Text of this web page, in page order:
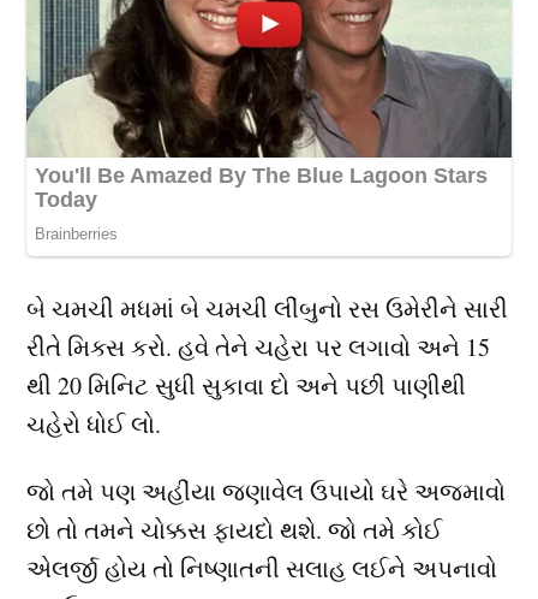
બે ચમચી મધમાં બે ચમચી લીંબુનો રસ ઉમેરીને સારી
રીતે મિક્સ કરો. હવે તેને ચહેરા પર લગાવો અને 15
થી 20 મિનિટ સુધી સુકાવા દો અને પછી પાણીથી
ચહેરો ધોઈ લો.
જો તમે પણ અહીંયા જણાવેલ ઉપાયો ઘરે અજમાવો
છો તો તમને ચોક્કસ ફાયદો થશે. જો તમે કોઈ
એલર્જી હોય તો નિષ્ણાતની સલાહ લઈને અપનાવો